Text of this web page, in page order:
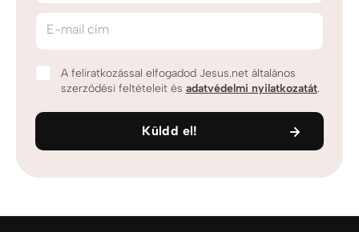
E-mail cím
A feliratkozással elfogadod Jesus.net általános
szerződési feltételeit és adatvédelmi nyilatkozatát.
Küldd el!